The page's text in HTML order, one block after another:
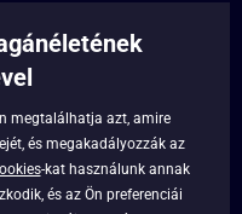
megtalálhatja azt, amire
és megakadályozzák az
-kat használunk annak
és az Ön preferenciái